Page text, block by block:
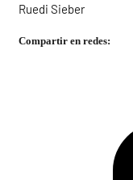
Ruedi Sieber
Compartir en redes: